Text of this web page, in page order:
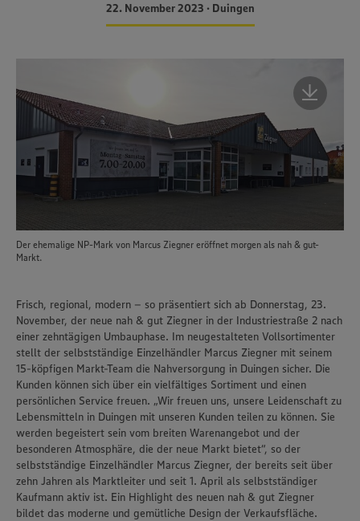
22. November 2023 • Duingen
Der ehemalige NP-Mark von Marcus Ziegner eröffnet morgen als nah & gut-
Markt.
Frisch, regional, modern – so präsentiert sich ab Donnerstag, 23.
November, der neue nah & gut Ziegner in der Industriestraße 2 nach
einer zehntägigen Umbauphase. Im neugestalteten Vollsortimenter
stellt der selbstständige Einzelhändler Marcus Ziegner mit seinem
15-köpfigen Markt-Team die Nahversorgung in Duingen sicher. Die
Kunden können sich über ein vielfältiges Sortiment und einen
persönlichen Service freuen. „Wir freuen uns, unsere Leidenschaft zu
Lebensmitteln in Duingen mit unseren Kunden teilen zu können. Sie
werden begeistert sein vom breiten Warenangebot und der
besonderen Atmosphäre, die der neue Markt bietet“, so der
selbstständige Einzelhändler Marcus Ziegner, der bereits seit über
zehn Jahren als Marktleiter und seit 1. April als selbstständiger
Kaufmann aktiv ist. Ein Highlight des neuen nah & gut Ziegner
bildet das moderne und gemütliche Design der Verkaufsfläche.